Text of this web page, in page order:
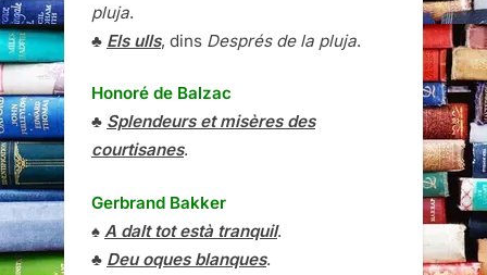
pluja.
♣ Els ulls, dins Després de la pluja.
Honoré de Balzac
♣ Splendeurs et misères des
courtisanes.
Gerbrand Bakker
♠ A dalt tot està tranquil.
♣ Deu oques blanques.